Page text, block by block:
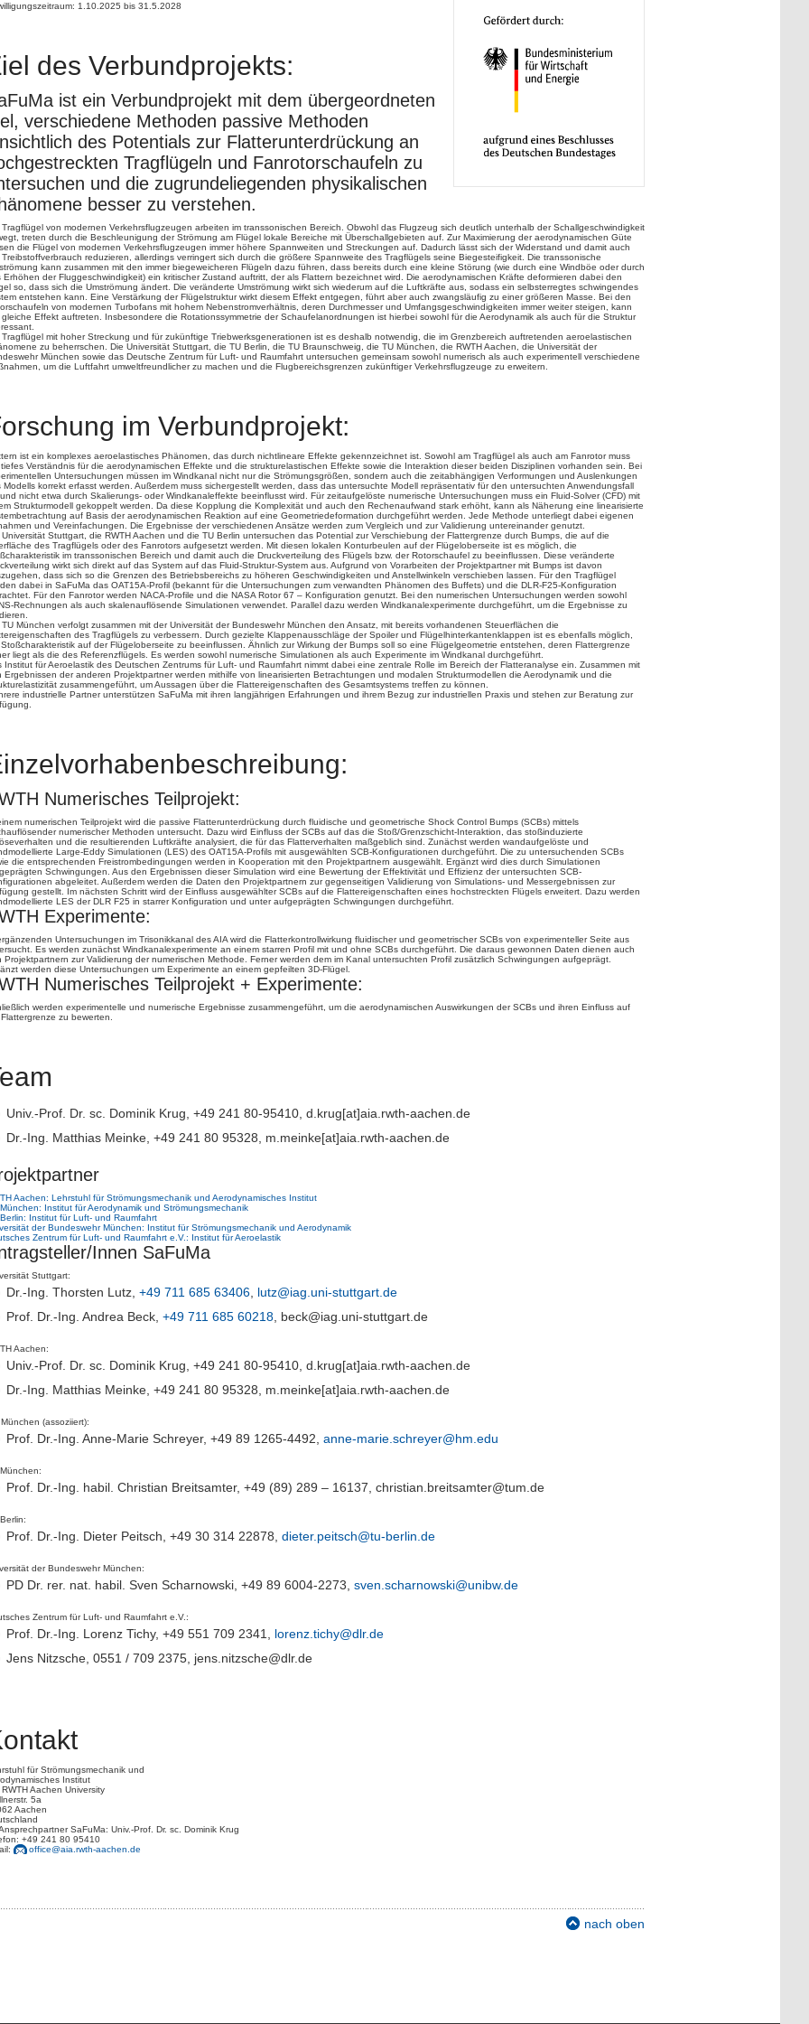
1.10.2025 bis 31.5.2028
des Verbundprojekts:
ist ein Verbundprojekt mit dem übergeordneten
verschiedene Methoden passive Methoden
des Potentials zur Flatterunterdrückung an
Tragflügeln und Fanrotorschaufeln zu
und die zugrundeliegenden physikalischen
besser zu verstehen.
Tragflügel von modernen Verkehrsflugzeugen arbeiten im transsonischen Bereich. Obwohl das Flugzeug sich deutlich unterhalb der Schallgeschwindigkeit
treten durch die Beschleunigung der Strömung am Flügel lokale Bereiche mit Überschallgebieten auf. Zur Maximierung der aerodynamischen Güte
die Flügel von modernen Verkehrsflugzeugen immer höhere Spannweiten und Streckungen auf. Dadurch lässt sich der Widerstand und damit auch
Treibstoffverbrauch reduzieren, allerdings verringert sich durch die größere Spannweite des Tragflügels seine Biegesteifigkeit. Die transsonische
kann zusammen mit den immer biegeweicheren Flügeln dazu führen, dass bereits durch eine kleine Störung (wie durch eine Windböe oder durch
Erhöhen der Fluggeschwindigkeit) ein kritischer Zustand auftritt, der als Flattern bezeichnet wird. Die aerodynamischen Kräfte deformieren dabei den
so, dass sich die Umströmung ändert. Die veränderte Umströmung wirkt sich wiederum auf die Luftkräfte aus, sodass ein selbsterregtes schwingendes
entstehen kann. Eine Verstärkung der Flügelstruktur wirkt diesem Effekt entgegen, führt aber auch zwangsläufig zu einer größeren Masse. Bei den
von modernen Turbofans mit hohem Nebenstromverhältnis, deren Durchmesser und Umfangsgeschwindigkeiten immer weiter steigen, kann
gleiche Effekt auftreten. Insbesondere die Rotationssymmetrie der Schaufelanordnungen ist hierbei sowohl für die Aerodynamik als auch für die Struktur
Tragflügel mit hoher Streckung und für zukünftige Triebwerksgenerationen ist es deshalb notwendig, die im Grenzbereich auftretenden aeroelastischen
zu beherrschen. Die Universität Stuttgart, die TU Berlin, die TU Braunschweig, die TU München, die RWTH Aachen, die Universität der
München sowie das Deutsche Zentrum für Luft- und Raumfahrt untersuchen gemeinsam sowohl numerisch als auch experimentell verschiedene
um die Luftfahrt umweltfreundlicher zu machen und die Flugbereichsgrenzen zukünftiger Verkehrsflugzeuge zu erweitern.
im Verbundprojekt:
ist ein komplexes aeroelastisches Phänomen, das durch nichtlineare Effekte gekennzeichnet ist. Sowohl am Tragflügel als auch am Fanrotor muss
Verständnis für die aerodynamischen Effekte und die strukturelastischen Effekte sowie die Interaktion dieser beiden Disziplinen vorhanden sein. Bei
Untersuchungen müssen im Windkanal nicht nur die Strömungsgrößen, sondern auch die zeitabhängigen Verformungen und Auslenkungen
Modells korrekt erfasst werden. Außerdem muss sichergestellt werden, dass das untersuchte Modell repräsentativ für den untersuchten Anwendungsfall
nicht etwa durch Skalierungs- oder Windkanaleffekte beeinflusst wird. Für zeitaufgelöste numerische Untersuchungen muss ein Fluid-Solver (CFD) mit
Strukturmodell gekoppelt werden. Da diese Kopplung die Komplexität und auch den Rechenaufwand stark erhöht, kann als Näherung eine linearisierte
auf Basis der aerodynamischen Reaktion auf eine Geometriedeformation durchgeführt werden. Jede Methode unterliegt dabei eigenen
und Vereinfachungen. Die Ergebnisse der verschiedenen Ansätze werden zum Vergleich und zur Validierung untereinander genutzt.
Universität Stuttgart, die RWTH Aachen und die TU Berlin untersuchen das Potential zur Verschiebung der Flattergrenze durch Bumps, die auf die
des Tragflügels oder des Fanrotors aufgesetzt werden. Mit diesen lokalen Konturbeulen auf der Flügeloberseite ist es möglich, die
im transsonischen Bereich und damit auch die Druckverteilung des Flügels bzw. der Rotorschaufel zu beeinflussen. Diese veränderte
wirkt sich direkt auf das System auf das Fluid-Struktur-System aus. Aufgrund von Vorarbeiten der Projektpartner mit Bumps ist davon
dass sich so die Grenzen des Betriebsbereichs zu höheren Geschwindigkeiten und Anstellwinkeln verschieben lassen. Für den Tragflügel
dabei in SaFuMa das OAT15A-Profil (bekannt für die Untersuchungen zum verwandten Phänomen des Buffets) und die DLR-F25-Konfiguration
Für den Fanrotor werden NACA-Profile und die NASA Rotor 67 – Konfiguration genutzt. Bei den numerischen Untersuchungen werden sowohl
Rechnungen als auch skalenauflösende Simulationen verwendet. Parallel dazu werden Windkanalexperimente durchgeführt, um die Ergebnisse zu
TU München verfolgt zusammen mit der Universität der Bundeswehr München den Ansatz, mit bereits vorhandenen Steuerflächen die
des Tragflügels zu verbessern. Durch gezielte Klappenausschläge der Spoiler und Flügelhinterkantenklappen ist es ebenfalls möglich,
auf der Flügeloberseite zu beeinflussen. Ähnlich zur Wirkung der Bumps soll so eine Flügelgeometrie entstehen, deren Flattergrenze
liegt als die des Referenzflügels. Es werden sowohl numerische Simulationen als auch Experimente im Windkanal durchgeführt.
Institut für Aeroelastik des Deutschen Zentrums für Luft- und Raumfahrt nimmt dabei eine zentrale Rolle im Bereich der Flatteranalyse ein. Zusammen mit
Ergebnissen der anderen Projektpartner werden mithilfe von linearisierten Betrachtungen und modalen Strukturmodellen die Aerodynamik und die
zusammengeführt, um Aussagen über die Flattereigenschaften des Gesamtsystems treffen zu können.
industrielle Partner unterstützen SaFuMa mit ihren langjährigen Erfahrungen und ihrem Bezug zur industriellen Praxis und stehen zur Beratung zur
Numerisches Teilprojekt:
numerischen Teilprojekt wird die passive Flatterunterdrückung durch fluidische und geometrische Shock Control Bumps (SCBs) mittels
numerischer Methoden untersucht. Dazu wird Einfluss der SCBs auf das die Stoß/Grenzschicht-Interaktion, das stoßinduzierte
und die resultierenden Luftkräfte analysiert, die für das Flatterverhalten maßgeblich sind. Zunächst werden wandaufgelöste und
Large-Eddy Simulationen (LES) des OAT15A-Profils mit ausgewählten SCB-Konfigurationen durchgeführt. Die zu untersuchenden SCBs
die entsprechenden Freistrombedingungen werden in Kooperation mit den Projektpartnern ausgewählt. Ergänzt wird dies durch Simulationen
Schwingungen. Aus den Ergebnissen dieser Simulation wird eine Bewertung der Effektivität und Effizienz der untersuchten SCB-
abgeleitet. Außerdem werden die Daten den Projektpartnern zur gegenseitigen Validierung von Simulations- und Messergebnissen zur
gestellt. Im nächsten Schritt wird der Einfluss ausgewählter SCBs auf die Flattereigenschaften eines hochstreckten Flügels erweitert. Dazu werden
LES der DLR F25 in starrer Konfiguration und unter aufgeprägten Schwingungen durchgeführt.
Experimente:
Untersuchungen im Trisonikkanal des AIA wird die Flatterkontrollwirkung fluidischer und geometrischer SCBs von experimenteller Seite aus
Es werden zunächst Windkanalexperimente an einem starren Profil mit und ohne SCBs durchgeführt. Die daraus gewonnen Daten dienen auch
Projektpartnern zur Validierung der numerischen Methode. Ferner werden dem im Kanal untersuchten Profil zusätzlich Schwingungen aufgeprägt.
werden diese Untersuchungen um Experimente an einem gepfeilten 3D-Flügel.
Numerisches Teilprojekt + Experimente:
werden experimentelle und numerische Ergebnisse zusammengeführt, um die aerodynamischen Auswirkungen der SCBs und ihren Einfluss auf
zu bewerten.
Univ.-Prof. Dr. sc. Dominik Krug, +49 241 80-95410, d.krug[a⁤t]aia.rwth-aachen.de
Dr.-Ing. Matthias Meinke, +49 241 80 95328, m.meinke[a⁤t]aia.rwth-aachen.de
Aachen: Lehrstuhl für Strömungsmechanik und Aerodynamisches Institut
Institut für Aerodynamik und Strömungsmechanik
Institut für Luft- und Raumfahrt
der Bundeswehr München: Institut für Strömungsmechanik und Aerodynamik
Zentrum für Luft- und Raumfahrt e.V.: Institut für Aeroelastik
Innen SaFuMa
Stuttgart:
Dr.-Ing. Thorsten Lutz, +49 711 685 63406 lutz@iag.uni-stuttgart.de
Prof. Dr.-Ing. Andrea Beck, +49 711 685 60218 , beck@iag.uni-stuttgart.de
Aachen:
Univ.-Prof. Dr. sc. Dominik Krug, +49 241 80-95410, d.krug[a⁤t]aia.rwth-aachen.de
Dr.-Ing. Matthias Meinke, +49 241 80 95328, m.meinke[a⁤t]aia.rwth-aachen.de
(assoziiert):
Prof. Dr.-Ing. Anne-Marie Schreyer, +49 89 1265-4492, anne-marie.schreyer@hm.edu
Prof. Dr.-Ing. habil. Christian Breitsamter, +49 (89) 289 – 16137, christian.breitsamter@tum.de
Prof. Dr.-Ing. Dieter Peitsch, +49 30 314 22878, dieter.peitsch@tu-berlin.de
der Bundeswehr München:
PD Dr. rer. nat. habil. Sven Scharnowski, +49 89 6004-2273, sven.scharnowski@unibw.de
Zentrum für Luft- und Raumfahrt e.V.:
Prof. Dr.-Ing. Lorenz Tichy, +49 551 709 2341, lorenz.tichy@dlr.de
Jens Nitzsche, 0551 / 709 2375, jens.nitzsche@dlr.de
für Strömungsmechanik und
Institut
Aachen University
5a
Aachen
SaFuMa: Univ.-Prof. Dr. sc. Dominik Krug
+49 241 80 95410
office@aia.rwth-aachen.de
nach oben